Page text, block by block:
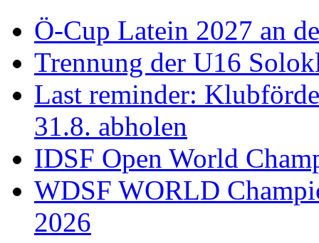
Ö-Cup Latein 2027 an
Trennung der U16
Last reminder:
31.8. abholen
IDSF Open World
WDSF WORLD
2026